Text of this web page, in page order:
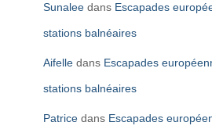
Sunalee dans Escapades
stations balnéaires
Aifelle dans Escapades
stations balnéaires
Patrice dans Escapades